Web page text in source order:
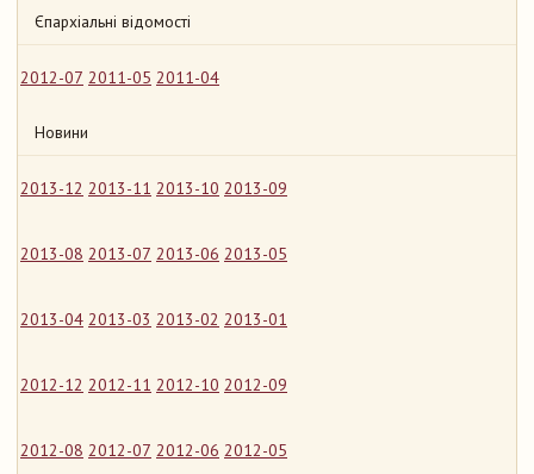
Єпархіальні відомості
2012-07 2011-05 2011-04
Новини
2013-12 2013-11 2013-10 2013-09
2013-08 2013-07 2013-06 2013-05
2013-04 2013-03 2013-02 2013-01
2012-12 2012-11 2012-10 2012-09
2012-08 2012-07 2012-06 2012-05